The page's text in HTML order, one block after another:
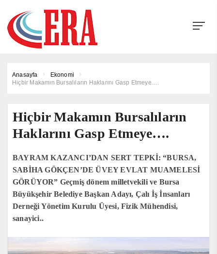
Anasayfa
Ekonomi
Hiçbir Makamın Bursalıların Haklarını Gasp Etmeye….
Hiçbir Makamın Bursalıların
Haklarını Gasp Etmeye….
BAYRAM KAZANCI’DAN SERT TEPKİ: “BURSA,
SABİHA GÖKÇEN’DE ÜVEY EVLAT MUAMELESİ
GÖRÜYOR” Geçmiş dönem milletvekili ve Bursa
Büyükşehir Belediye Başkan Adayı, Çalı İş İnsanları
Derneği Yönetim Kurulu Üyesi, Fizik Mühendisi,
sanayici..